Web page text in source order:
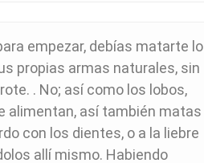
empezar, debías matarte lo
propias armas naturales, sin
. No; así como los lobos,
alimentan, así también matas
con los dientes, o a la liebre
allí mismo. Habiendo